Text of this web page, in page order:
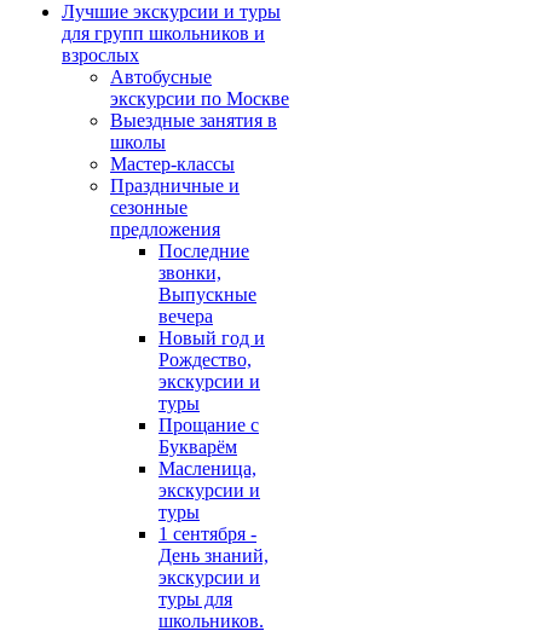
Лучшие экскурсии и туры
для групп школьников и
взрослых
Автобусные
экскурсии по Москве
Выездные занятия в
школы
Мастер-классы
Праздничные и
сезонные
предложения
Последние
звонки,
Выпускные
вечера
Новый год и
Рождество,
экскурсии и
туры
Прощание с
Букварём
Масленица,
экскурсии и
туры
1 сентября -
День знаний,
экскурсии и
туры для
школьников.